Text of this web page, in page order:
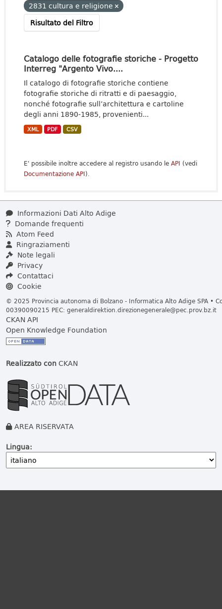
2831 cultura e religione
Risultato del Filtro
Catalogo delle fotografie storiche - Progetto
Interreg "Argento Vivo....
Il catalogo di fotografie storiche contiene
fotografie storiche di ritratti e di paesaggio,
nonché fotografie sull’architettura e cartoline
degli anni 1890-1985, provenienti...
XML PDF CSV
E' possibile inoltre accedere al registro usando le API (vedi
Documentazione API).
Informazioni Dati Alto Adige
Domande frequenti
Atom Feed
Ringraziamenti
Note legali
Privacy
Contattaci
Cookie
© 2025 Provincia autonoma di Bolzano - Informatica Alto Adige SPA •
00390090215 PEC: generaldirektion.direzionegenerale@pec.prov.bz.it
CKAN API
Open Knowledge Foundation
Realizzato conCKAN
AREA RISERVATA
Lingua